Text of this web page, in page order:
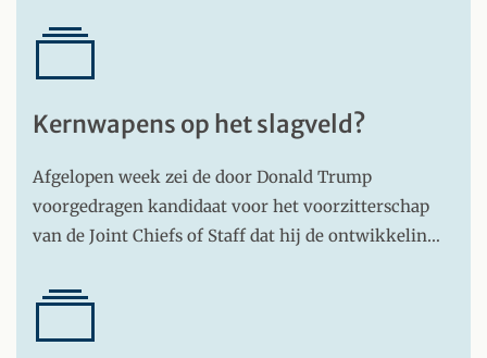
Kernwapens op het slagveld?
Afgelopen week zei de door Donald Trump
voorgedragen kandidaat voor het voorzitterschap
van de Joint Chiefs of Staff dat hij de ontwikkelin…